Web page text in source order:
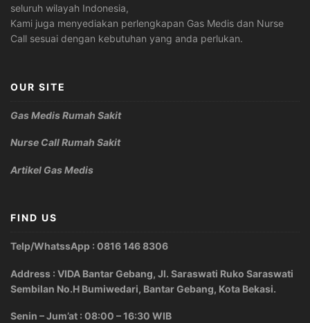
seluruh wilayah Indonesia,
Kami juga menyediakan perlengkapan Gas Medis dan Nurse
Call sesuai dengan kebutuhan yang anda perlukan.
OUR SITE
Gas Medis Rumah Sakit
Nurse Call Rumah Sakit
Artikel Gas Medis
FIND US
Telp/WhatssApp : 0816 146 8306
Address : VIDA Bantar Gebang, Jl. Saraswati Ruko Saraswati
Sembilan No.H Bumiwedari, Bantar Gebang, Kota Bekasi.
Senin – Jum’at : 08:00 – 16:30 WIB